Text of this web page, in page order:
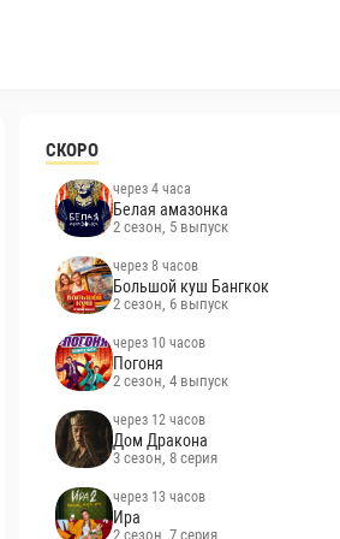
СКОРО
через 4 часа
Белая амазонка
2 сезон, 5 выпуск
через 8 часов
Большой куш Бангкок
2 сезон, 6 выпуск
через 10 часов
Погоня
2 сезон, 4 выпуск
через 12 часов
Дом Дракона
3 сезон, 8 серия
через 13 часов
Ира
2 сезон, 7 серия